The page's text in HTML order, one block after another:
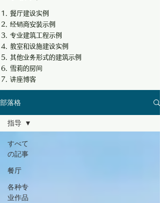
餐厅建设实例
经销商安装示例
专业建筑工程示例
教室和设施建设实例
其他业务形式的建筑示例
雪莉的房间
讲座博客
部落格
すべて
の記事
餐厅
各种专
业作品
指导